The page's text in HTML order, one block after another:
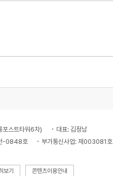
스트타워6차)
대표: 김정남
-0848호 부가통신사업: 제003081호
보기 콘텐츠이용안내